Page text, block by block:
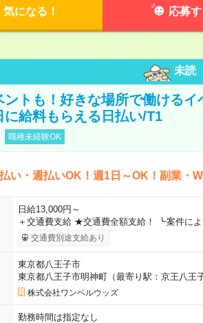
気になる！ 応募
未読
ントも！好きな場所で働ける
に給料もらえる日払い/T1
職種未経験OK
払い・週払いOK！週1日～OK！副業・
日給13,000円～
＋交通費支給 ★交通費全額支給！ ┗案件に
交通費別途支給あり
東京都八王子市
東京都八王子市明神町（最寄り駅：京王八王子
株式会社ワンベルウッズ
勤務時間は指定なし